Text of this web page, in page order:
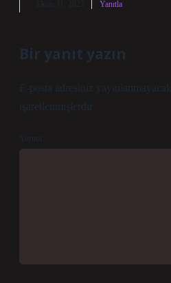
Ekim 31, 2025 Yanıtla
Bir yanıt yazın
E-posta adresiniz yayınlanmayacak.
işaretlenmişlerdir
Yorum